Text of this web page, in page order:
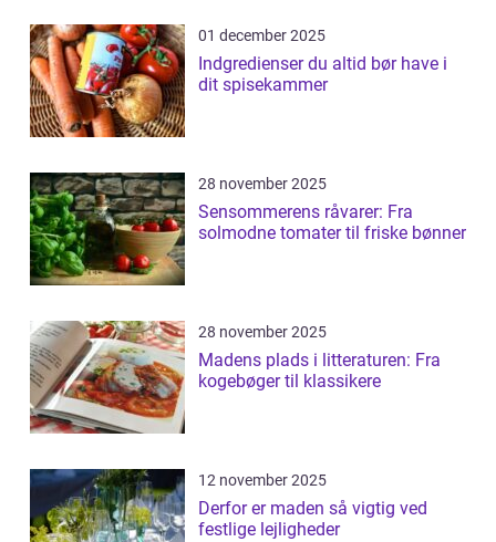
01 december 2025
Indgredienser du altid bør have i
dit spisekammer
28 november 2025
Sensommerens råvarer: Fra
solmodne tomater til friske bønner
28 november 2025
Madens plads i litteraturen: Fra
kogebøger til klassikere
12 november 2025
Derfor er maden så vigtig ved
festlige lejligheder